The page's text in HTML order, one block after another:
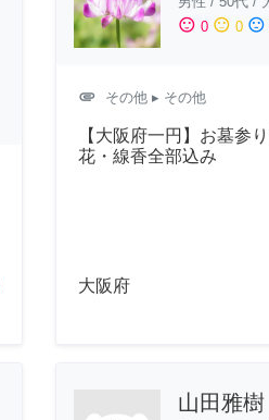
sentiment_satisfied 0 sentiment_neutral 0 sentiment_dissatisfied
attachment その他▸ その他
【大阪府一円】お墓参
花・線香全部込み
大阪府
山田雅樹